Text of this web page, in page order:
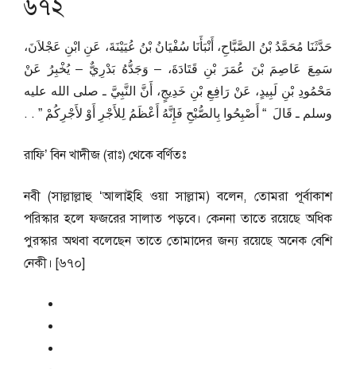
৬৭২
حَدَّثَنَا مُحَمَّدُ بْنُ الصَّبَّاحِ، أَنْبَأَنَا سُفْيَانُ بْنُ عُيَيْنَةَ، عَنِ ابْنِ عَجْلاَنَ،
سَمِعَ عَاصِمَ بْنَ عُمَرَ بْنِ قَتَادَةَ، – وَجَدُّهُ بَدْرِيٌّ – يُخْبِرُ عَنْ
مَحْمُودِ بْنِ لَبِيدٍ، عَنْ رَافِعِ بْنِ خَدِيجٍ، أَنَّ النَّبِيَّ ـ صلى الله عليه
وسلم ـ قَالَ ‏ “‏ أَصْبِحُوا بِالصُّبْحِ فَإِنَّهُ أَعْظَمُ لِلأَجْرِ أَوْ لأَجْرِكُمْ ‏”‏ ‏.‏ ‏.‏
রাফি’ বিন খাদীজ (রাঃ) থেকে বর্ণিতঃ
নবী (সাল্লাল্লাহু ‘আলাইহি ওয়া সাল্লাম) বলেন, তোমরা পূর্বাকাশ
পরিস্কার হলে ফজরের সালাত পড়বে। কেননা তাতে রয়েছে অধিক
পুরস্কার অথবা বলেছেন তাতে তোমাদের জন্য রয়েছে অনেক বেশি
নেকী। [৬৭০]